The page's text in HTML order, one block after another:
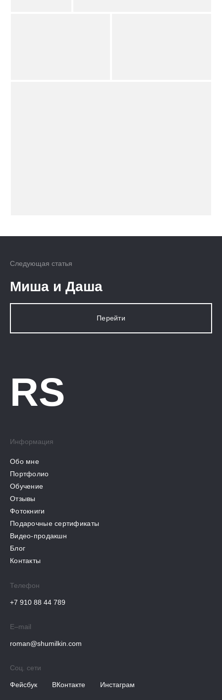
Следующая статья
Миша и Даша
Перейти
RS
Информация
Обо мне
Портфолио
Обучение
Отзывы
Фотокниги
Подарочные сертификаты
Видео-продакшн
Блог
Контакты
Телефон
+7 910 88 44 789
E–mail
roman@shumilkin.com
Соц. сети
Фейсбук ВКонтакте Инстаграм